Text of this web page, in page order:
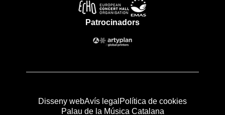
Patrocinadors
Disseny webAvís legal Política de cookies
Palau de la Música Catalana